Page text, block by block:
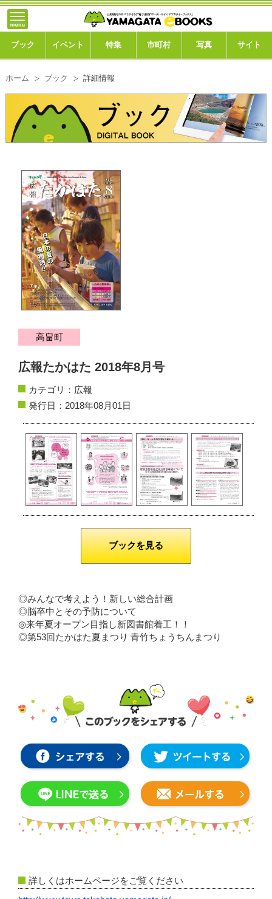
ブック イベント 特集 市町村 写真 サイト
ホーム ブック 詳細情報
高畠町
広報たかはた 2018年8月号
カテゴリ： 広報
発行日：2018年08月01日
ブックを見る
◎みんなで考えよう！新しい総合計画
◎脳卒中とその予防について
◎来年夏オープン目指し新図書館着工！！
◎第53回たかはた夏まつり 青竹ちょうちんまつり
詳しくはホームページをご覧ください
トップ
ブック
市町村
このサイトについて
運営会社
ご利用ガイド
よくある質問
サイトマップ
個人情報保護方針
動作環境
リンク集
}; -->